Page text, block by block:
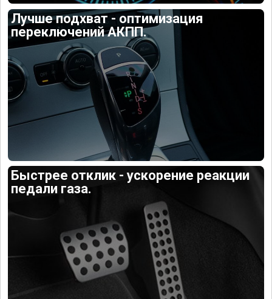
Лучше подхват - оптимизация
переключений АКПП.
Быстрее отклик - ускорение реакции
педали газа.